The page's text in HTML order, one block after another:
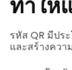
รหัส QR มีปร
และสร้างคว